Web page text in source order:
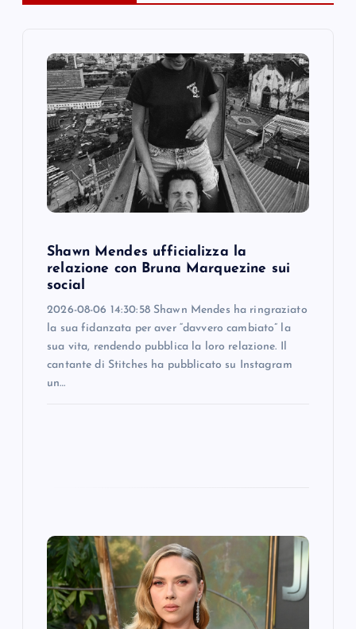
v
Shawn Mendes ufficializza la
relazione con Bruna Marquezine sui
social
2026-08-06 14:30:58 Shawn Mendes ha ringraziato
la sua fidanzata per aver “davvero cambiato” la
sua vita, rendendo pubblica la loro relazione. Il
cantante di Stitches ha pubblicato su Instagram
un…